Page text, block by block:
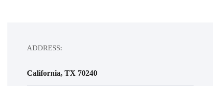
ADDRESS:
California, TX 70240